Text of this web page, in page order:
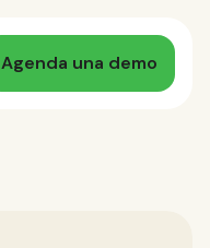
Agenda una demo